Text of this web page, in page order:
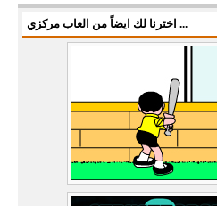
اخترنا لك ايضاً من العاب مركزي ...